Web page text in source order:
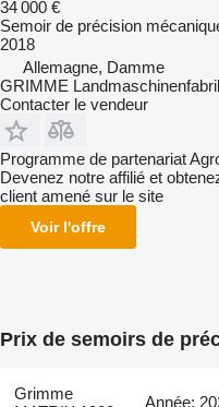
34 000 €
Semoir de précision
2018
Allemagne, Damme
GRIMME
Contacter le vendeur
Programme de partenariat
Devenez notre affilié et
client amené sur le site
Voir l'offre
Prix de semoirs de
Grimme
Année: